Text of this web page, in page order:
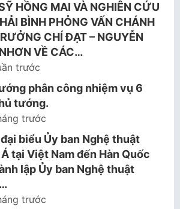
HỒNG MAI VÀ NGHIÊN CỨU
BÌNH PHỎNG VẤN CHÁNH
CHÍ ĐẠT – NGUYỄN
VỀ CÁC…
trước
phân công nhiệm vụ 6
tướng.
trước
biểu Ủy ban Nghệ thuật
tại Việt Nam đến Hàn Quốc
lập Ủy ban Nghệ thuật
trước